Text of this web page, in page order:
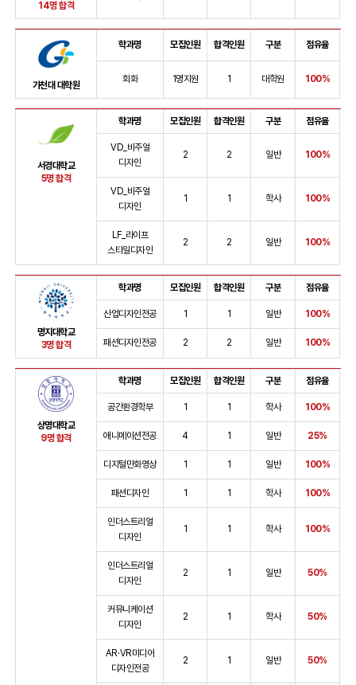
14명 합격
가천대 대학원
학과명 모집인원 합격인원 구분 점유율
회화 1명지원 1 대학원 100%
서경대학교
5명 합격
학과명 모집인원 합격인원 구분 점유율
VD_비주얼
디자인
2 2 일반 100%
VD_비주얼
디자인
1 1 학사 100%
LF_라이프
스타일디자인
2 2 일반 100%
명지대학교
3명 합격
학과명 모집인원 합격인원 구분 점유율
산업디자인전공 1 1 일반 100%
패션디자인전공 2 2 일반 100%
상명대학교
9명 합격
학과명 모집인원 합격인원 구분 점유율
공간환경학부 1 1 학사 100%
애니메이션전공 4 1 일반 25%
디지털만화영상 1 1 일반 100%
패션디자인 1 1 학사 100%
인더스트리얼
디자인
1 1 학사 100%
인더스트리얼
디자인
2 1 일반 50%
커뮤니케이션
디자인
2 1 학사 50%
AR·VR미디어
디자인전공
2 1 일반 50%